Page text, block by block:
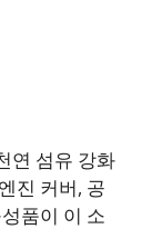
연 섬유 강화
진 커버, 공
품이 이 소